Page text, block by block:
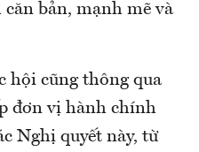
bản, mạnh mẽ và
hội cũng thông qua
đơn vị hành chính
Nghị quyết này, từ